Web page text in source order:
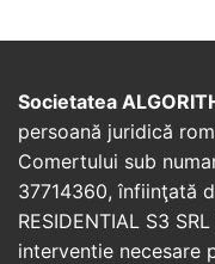
Societatea
persoană juridică
Comertului sub
37714360, înfiinţată
RESIDENTIAL S3
interventie necesare